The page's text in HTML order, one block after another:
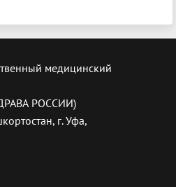
медицинский
РОССИИ)
г. Уфа,